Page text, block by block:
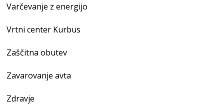
Varčevanje z energijo
Vrtni center Kurbus
Zaščitna obutev
Zavarovanje avta
Zdravje